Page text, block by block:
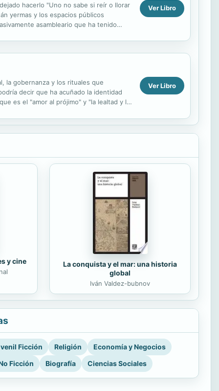
hacerlo "Uno no sabe si reír o llorar
yermas y los espacios públicos
asambleario que ha tenido
Ver Libro
la gobernanza y los rituales que
decir que ha acuñado la identidad
es el "amor al prójimo" y "la lealtad y la
Ver Libro
y cine
La conquista y el mar: una historia
global
Iván Valdez-bubnov
Ficción Religión
Economía y Negocios
Ficción
Biografía Ciencias Sociales